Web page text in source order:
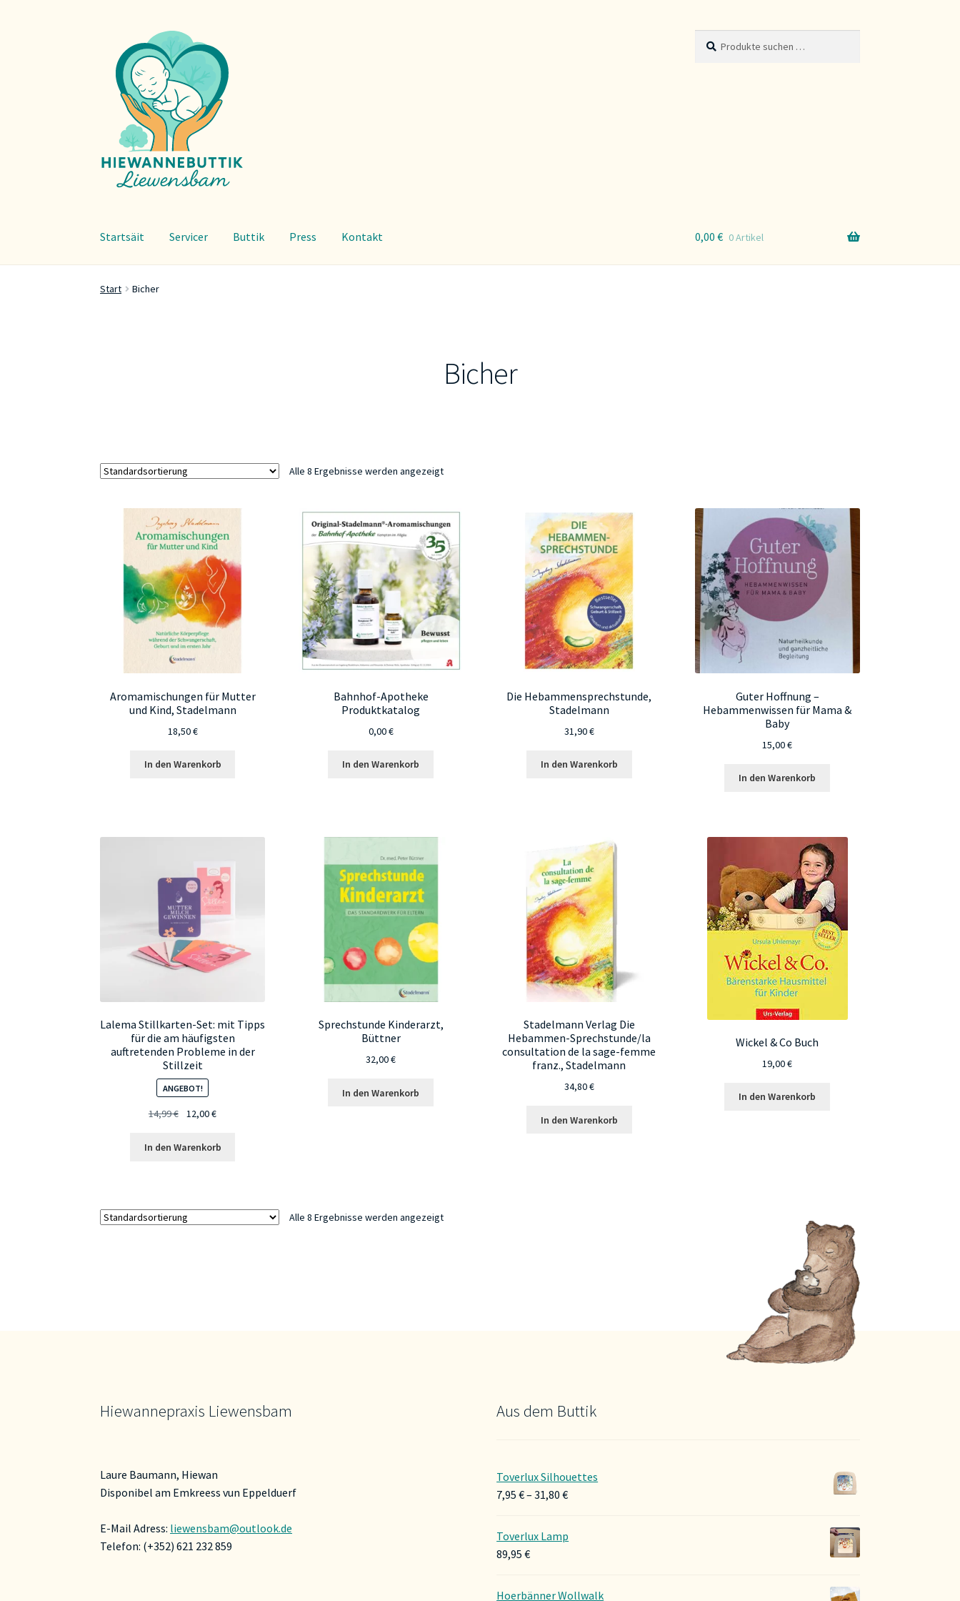
Navigation
springen
Inhalt
springen
nach:
Startsäit Servicer Buttik Press Kontakt 0,00 € 0 Artikel
Start Bicher
Bicher
Alle 8 Ergebnisse werden angezeigt
Aromamischungen für Mutter
und Kind, Stadelmann
18,50€
In den Warenkorb
Bahnhof-Apotheke
Produktkatalog
0,00€
In den Warenkorb
Die Hebammensprechstunde,
Stadelmann
31,90€
In den Warenkorb
Guter Hoffnung –
Hebammenwissen für Mama &
Baby
15,00€
In den Warenkorb
Lalema Stillkarten-Set: mit Tipps
für die am häufigsten
auftretenden Probleme in der
Stillzeit
ANGEBOT!
14,99€
Ursprünglicher
war:
12,00€Aktueller
ist:
In den Warenkorb
Sprechstunde Kinderarzt,
Büttner
32,00€
In den Warenkorb
Stadelmann Verlag Die
Hebammen-Sprechstunde/la
consultation de la sage-femme
franz., Stadelmann
34,80€
In den Warenkorb
Wickel & Co Buch
19,00€
In den Warenkorb
Alle 8 Ergebnisse werden angezeigt
Hiewannepraxis Liewensbam
Laure Baumann, Hiewan
Disponibel am Emkreess vun Eppelduerf
E-Mail Adress: liewensbam@outlook.de
Telefon: (+352) 621 232 859
Aus dem Buttik
Toverlux Silhouettes
7,95€–31,80€Preisspanne:
Toverlux Lamp
89,95€
Hoerbänner Wollwalk